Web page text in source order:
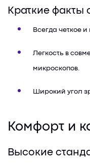
Краткие факты
Всегда четкое
Легкость в
микроскопов.
Широкий угол
Комфорт и
Высокие